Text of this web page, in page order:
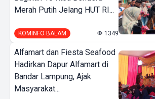
Merah Putih Jelang HUT RI...
KOMINFO BALAM 1349
Alfamart dan Fiesta Seafood
Hadirkan Dapur Alfamart di
Bandar Lampung, Ajak
Masyarakat...